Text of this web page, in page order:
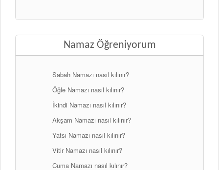
Namaz Öğreniyorum
Sabah Namazı nasıl kılınır?
Öğle Namazı nasıl kılınır?
İkindi Namazı nasıl kılınır?
Akşam Namazı nasıl kılınır?
Yatsı Namazı nasıl kılınır?
Vitir Namazı nasıl kılınır?
Cuma Namazı nasıl kılınır?